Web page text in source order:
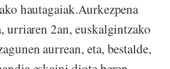
hautagaiak.Aurkezpena
urriaren 2an, euskalgintzako
aurrean, eta, bestalde,